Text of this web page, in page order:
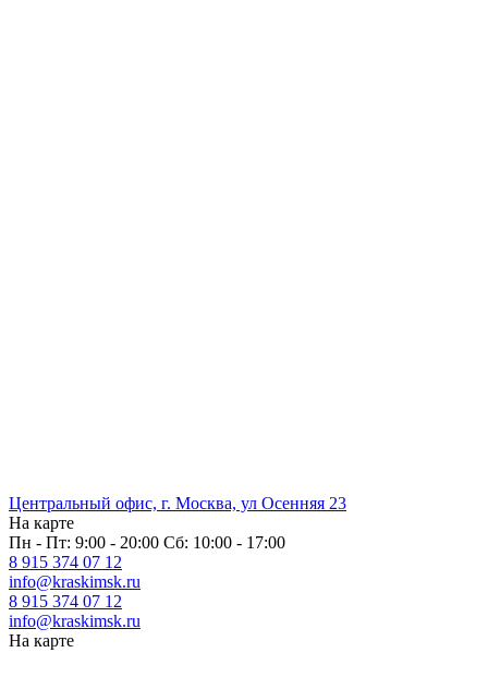
Центральный офис, г. Москва, ул Осенняя 23
На карте
Пн - Пт: 9:00 - 20:00 Сб: 10:00 - 17:00
8 915 374 07 12
info@kraskimsk.ru
8 915 374 07 12
info@kraskimsk.ru
На карте